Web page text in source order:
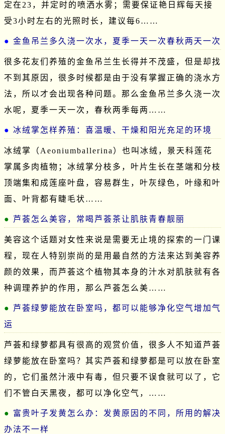
定在23，并定时的喷洒水雾；需要保证艳日辉每天接
受3小时左右的光照时长，建议每6……
金鱼吊兰多久浇一次水，夏季一天一次春秋两天一次
很多花友们养殖的金鱼吊兰生长得并不茂盛，但是却找
不到其原因，很多时候都是由于没有掌握正确的浇水方
法，所以才会出现各种问题。那么金鱼吊兰多久浇一次
水呢，夏季一天一次，春秋两季每两……
冰绒掌怎样养殖：喜温暖、干燥和阳光充足的环境
冰绒掌（Aeoniumballerina）也叫冰绒，景天科莲花
掌属多肉植物；冰绒掌分枝多，叶片生长在茎端和分枝
顶端集和成莲座叶盘，容易群生，叶灰绿色，叶缘和叶
面、叶背都有睫毛状……
芦荟怎么美容，常喝芦荟茶让肌肤青春靓丽
美容这个话题对女性来说是需要无止境的探索的一门课
程，现在人特别崇尚的是用最自然的方法来达到美容养
颜的效果，而芦荟这个植物其本身的汁水对肌肤就有各
种调理养护的作用，那么芦荟怎么美……
芦荟绿萝能放在卧室吗，都可以能够净化空气增加气
运
芦荟和绿萝都具有很高的观赏价值，很多人不知道芦荟
绿萝能放在卧室吗？其实芦荟和绿萝都是可以放在卧室
的，它们虽然汁液中有毒，但只要不误食就可以了，它
们不管白天黑夜，都可以净化空气，……
富贵叶子发黄怎么办：发黄原因的不同，所用的解决
办法不一样